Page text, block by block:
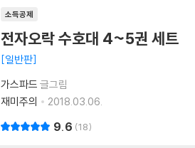
소득공제
전자오락 수호대 4~5권 세트
일반판
가스파드 글그림
재미주의
2018.03.06.
9.6 18